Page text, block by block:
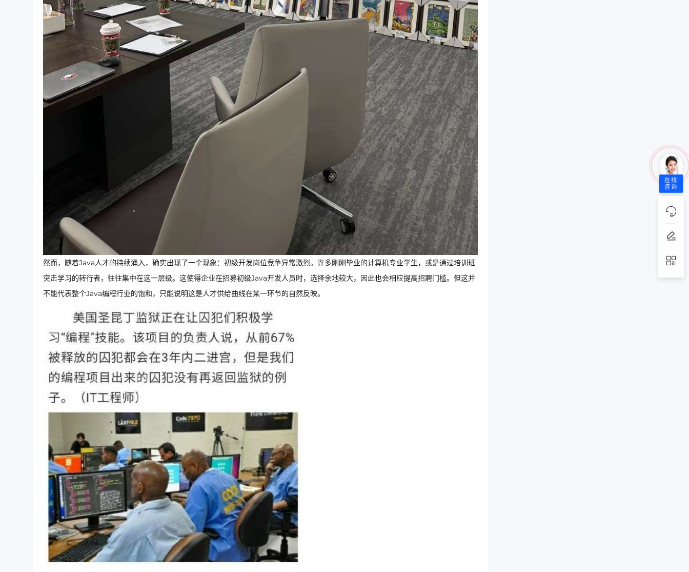
然而，随着Java人才的持续涌入，确实出现了一个现象：初级开发岗位竞争异常激烈。许多刚刚毕业的计算机专业学生，或是通过培训班
突击学习的转行者，往往集中在这一层级。这使得企业在招募初级Java开发人员时，选择余地较大，因此也会相应提高招聘门槛。但这并
不能代表整个Java编程行业的饱和，只能说明这是人才供给曲线在某一环节的自然反映。
在线
咨询